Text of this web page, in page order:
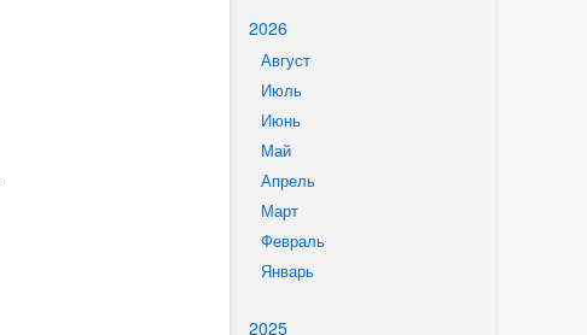
2026
Август
Июль
Июнь
Май
Апрель
Март
Февраль
Январь
2025